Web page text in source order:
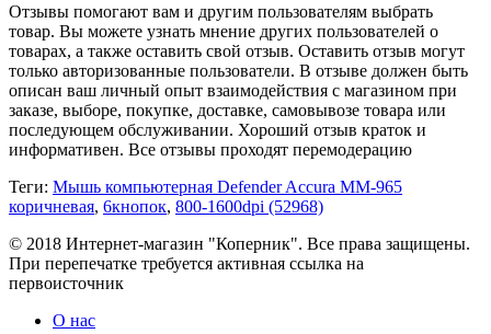
Отзывы помогают вам и другим пользователям выбрать
товар. Вы можете узнать мнение других пользователей о
товарах, а также оставить свой отзыв. Оставить отзыв могут
только авторизованные пользователи. В отзыве должен быть
описан ваш личный опыт взаимодействия с магазином при
заказе, выборе, покупке, доставке, самовывозе товара или
последующем обслуживании. Хороший отзыв краток и
информативен. Все отзывы проходят перемодерацию
Теги: Мышь компьютерная Defender Accura MM-965
коричневая, 6кнопок, 800-1600dpi (52968)
© 2018 Интернет-магазин "Коперник". Все права защищены.
При перепечатке требуется активная ссылка на
первоисточник
О нас